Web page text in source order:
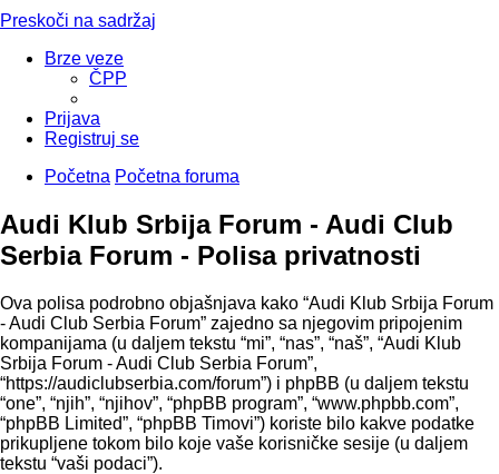
Preskoči na sadržaj
Brze veze
ČPP
Prijava
Registruj se
Početna Početna foruma
Audi Klub Srbija Forum - Audi Club
Serbia Forum - Polisa privatnosti
Ova polisa podrobno objašnjava kako “Audi Klub Srbija Forum
- Audi Club Serbia Forum” zajedno sa njegovim pripojenim
kompanijama (u daljem tekstu “mi”, “nas”, “naš”, “Audi Klub
Srbija Forum - Audi Club Serbia Forum”,
“https://audiclubserbia.com/forum”) i phpBB (u daljem tekstu
“one”, “njih”, “njihov”, “phpBB program”, “www.phpbb.com”,
“phpBB Limited”, “phpBB Timovi”) koriste bilo kakve podatke
prikupljene tokom bilo koje vaše korisničke sesije (u daljem
tekstu “vaši podaci”).